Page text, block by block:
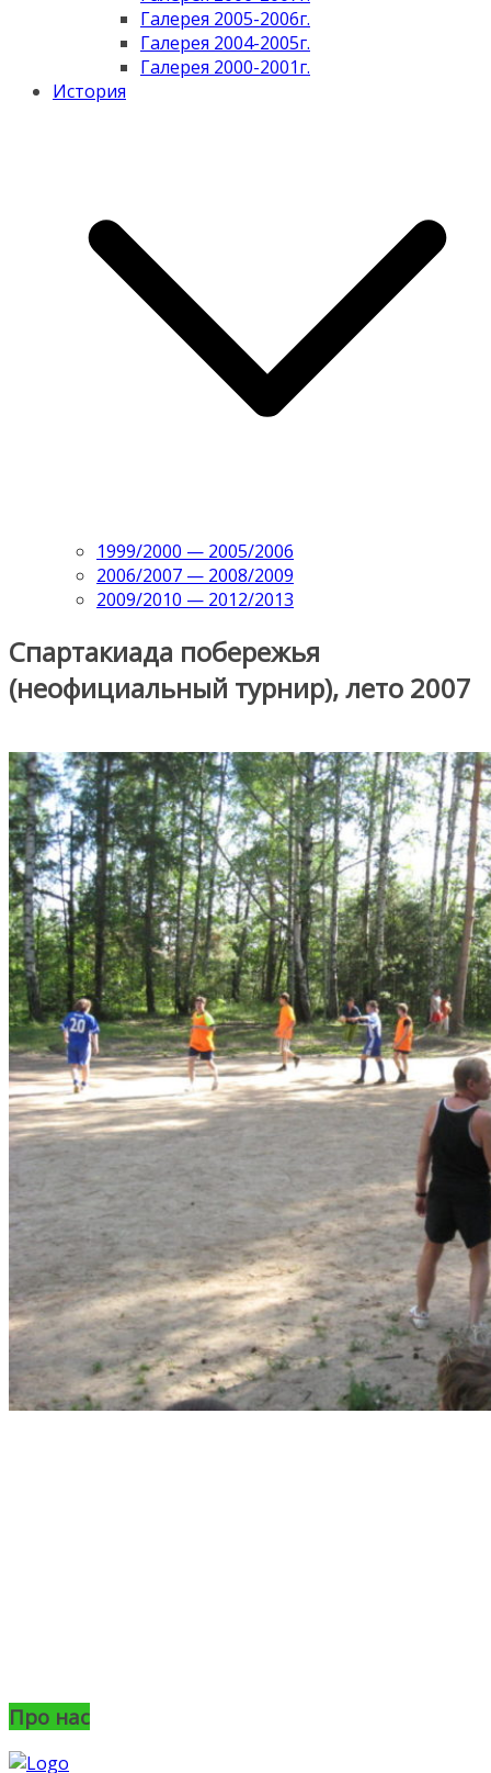
Галерея 2005-2006г.
Галерея 2004-2005г.
Галерея 2000-2001г.
История
1999/2000 — 2005/2006
2006/2007 — 2008/2009
2009/2010 — 2012/2013
Спартакиада побережья
(неофициальный турнир), лето 2007
Про нас